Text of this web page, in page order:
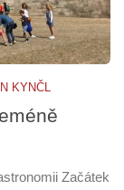
KYNČL
Začátek